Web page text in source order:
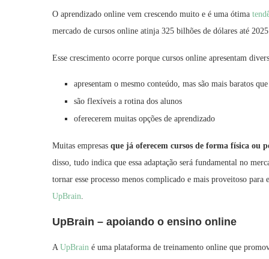
O aprendizado online vem crescendo muito e é uma ótima
mercado de cursos online atinja 325 bilhões de dólares até
Esse crescimento ocorre porque cursos online apresentam
apresentam o mesmo conteúdo, mas são mais baratos
são flexíveis a rotina dos alunos
oferecerem muitas opções de aprendizado
Muitas empresas que já oferecem cursos de forma física ou
disso, tudo indica que essa adaptação será fundamental no
tornar esse processo menos complicado e mais proveitoso
UpBrain.
UpBrain – apoiando o ensino online
A UpBrain é uma plataforma de treinamento online que